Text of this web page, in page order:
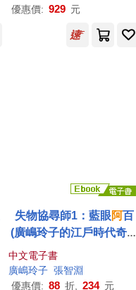
maninoff : Piano Concer
nazy (Color LP))
優惠價: 929 元
失物協尋師1：藍眼阿百
(廣嶋玲子的江戶時代奇幻
小說!日本讀者集體敲碗續
集的全新妖怪世界物語)
(電子書)
中文電子書
廣嶋玲子 張智淵
優惠價: 88 折, 234 元